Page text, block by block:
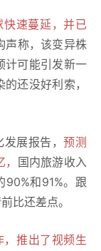
快速蔓延，并已
声称，该变异株
计可能引发新一
还没好利索，
发展报告，预测
国内旅游收入
和91%。跟
比还差点。
推出了视频生